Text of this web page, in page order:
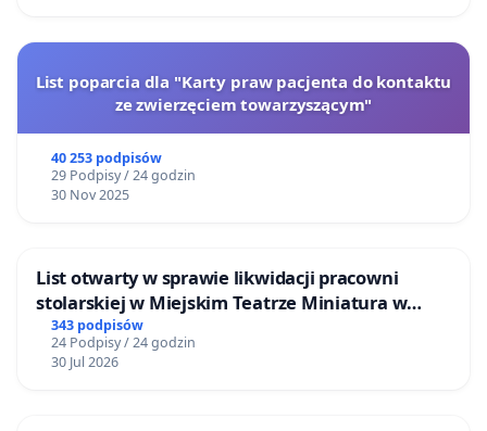
List poparcia dla "Karty praw pacjenta do kontaktu
ze zwierzęciem towarzyszącym"
40 253 podpisów
29 Podpisy / 24 godzin
30 Nov 2025
List otwarty w sprawie likwidacji pracowni
stolarskiej w Miejskim Teatrze Miniatura w
Gdańsku
343 podpisów
24 Podpisy / 24 godzin
30 Jul 2026